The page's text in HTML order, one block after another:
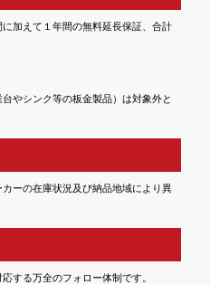
加えて１年間の無料延長保証、合計
やシンク等の板金製品）は対象外と
ーの在庫状況及び納品地域により異
する万全のフォロー体制です。